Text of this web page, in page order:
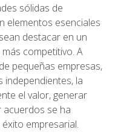
sólidas de
elementos esenciales
destacar en un
competitivo. A
pequeñas empresas,
independientes, la
el valor, generar
acuerdos se ha
empresarial.